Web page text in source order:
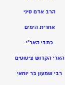
הרב אדם סיני
אחרית הימים
כתבי האר”י
הארי הקדוש ציטוטים
רבי שמעון בר יוחאי